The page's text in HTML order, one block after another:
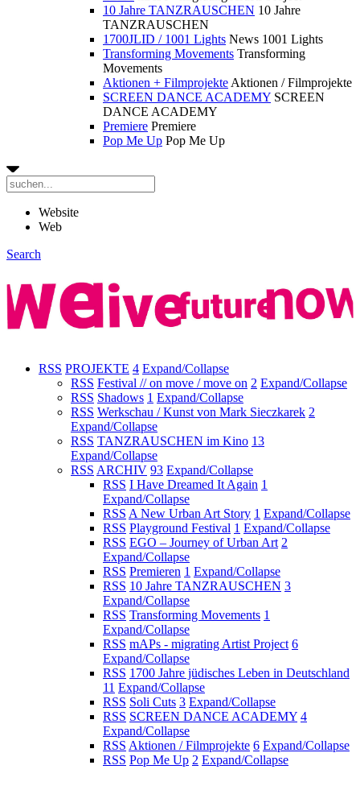
10 Jahre TANZRAUSCHEN 10 Jahre
TANZRAUSCHEN
1700JLID / 1001 Lights News 1001 Lights
Transforming Movements Transforming
Movements
Aktionen + Filmprojekte Aktionen / Filmprojekte
SCREEN DANCE ACADEMY SCREEN
DANCE ACADEMY
Premiere Premiere
Pop Me Up Pop Me Up
Website
Web
Search
RSS PROJEKTE 4 Expand/Collapse
RSS Festival // on move / move on 2 Expand/Collapse
RSS Shadows 1 Expand/Collapse
RSS Werkschau / Kunst von Mark Sieczkarek 2
Expand/Collapse
RSS TANZRAUSCHEN im Kino 13
Expand/Collapse
RSS ARCHIV 93 Expand/Collapse
RSS I Have Dreamed It Again 1
Expand/Collapse
RSS A New Urban Art Story 1 Expand/Collapse
RSS Playground Festival 1 Expand/Collapse
RSS EGO – Journey of Urban Art 2
Expand/Collapse
RSS Premieren 1 Expand/Collapse
RSS 10 Jahre TANZRAUSCHEN 3
Expand/Collapse
RSS Transforming Movements 1
Expand/Collapse
RSS mAPs - migrating Artist Project 6
Expand/Collapse
RSS 1700 Jahre jüdisches Leben in Deutschland
11 Expand/Collapse
RSS Soli Cuts 3 Expand/Collapse
RSS SCREEN DANCE ACADEMY 4
Expand/Collapse
RSS Aktionen / Filmprojekte 6 Expand/Collapse
RSS Pop Me Up 2 Expand/Collapse